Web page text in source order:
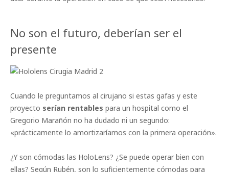
No son el futuro, deberían ser el
presente
Cuando le preguntamos al cirujano si estas gafas y este
proyecto serían rentables para un hospital como el
Gregorio Marañón no ha dudado ni un segundo:
«prácticamente lo amortizaríamos con la primera operación».
¿Y son cómodas las HoloLens? ¿Se puede operar bien con
ellas? Según Rubén, son lo suficientemente cómodas para